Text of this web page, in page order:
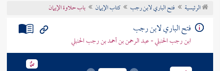
تراجم الأعلام
الرئيسية فتح الباري لابن رجب كتاب الإيمان باب حلاوة الإيمان
فتح الباري لابن رجب
ابن رجب الحنبلي - عبد الرحمن بن أحمد بن رجب الحنبلي